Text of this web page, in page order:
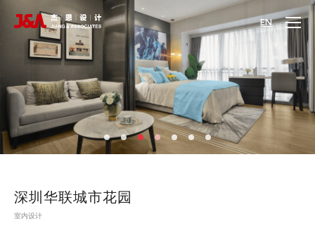
EN
深圳华联城市花园
室内设计